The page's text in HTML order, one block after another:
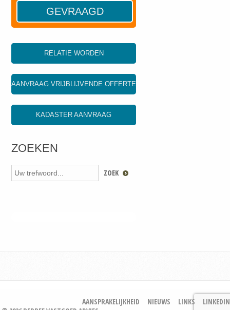
GEVRAAGD
RELATIE WORDEN
AANVRAAG VRIJBLIJVENDE OFFERTE
KADASTER AANVRAAG
ZOEKEN
AANSPRAKELIJKHEID NIEUWS LINKS
LINKEDIN